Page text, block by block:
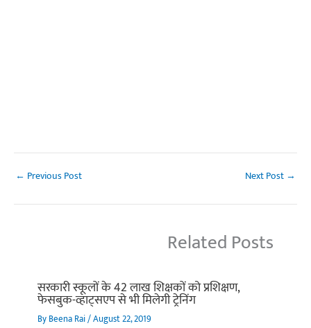
← Previous Post Next Post →
Related Posts
सरकारी स्कूलों के 42 लाख शिक्षकों को प्रशिक्षण,
फेसबुक-व्हाट्सएप से भी मिलेगी ट्रेनिंग
ByBeena Rai/August 22, 2019